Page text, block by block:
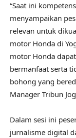
“Saat ini
menyampaikan
relevan untuk
motor Honda di
motor Honda
bermanfaat serta
bohong yang
Manager Tribun
Dalam sesi ini
jurnalisme digital